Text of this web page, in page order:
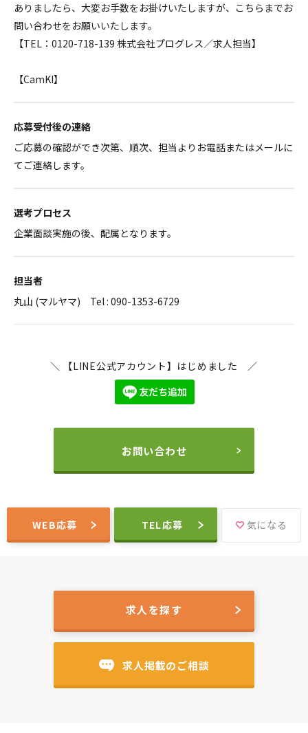
ありましたら、大変お手数をお掛けいたしますが、こちらまでお
問い合わせをお願いいたします。
【TEL：0120-718-139 株式会社プログレス／求人担当】
【CamKI】
応募受付後の連絡
ご応募の確認ができ次第、順次、担当よりお電話またはメールに
てご連絡します。
選考プロセス
企業面談実施の後、配属となります。
担当者
丸山 (マルヤマ) Tel : 090-1353-6729
＼ 【LINE公式アカウント】はじめました ／
お問い合わせ
WEB応募 TEL応募 気になる
求人を探す
求人掲載のご相談